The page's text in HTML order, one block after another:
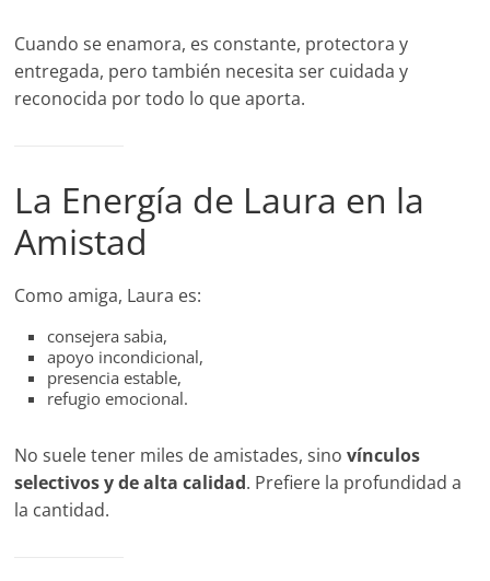
Cuando se enamora, es constante, protectora y
entregada, pero también necesita ser cuidada y
reconocida por todo lo que aporta.
La Energía de Laura en la
Amistad
Como amiga, Laura es:
consejera sabia,
apoyo incondicional,
presencia estable,
refugio emocional.
No suele tener miles de amistades, sinovínculos
selectivos y de alta calidad. Prefiere la profundidad a
la cantidad.